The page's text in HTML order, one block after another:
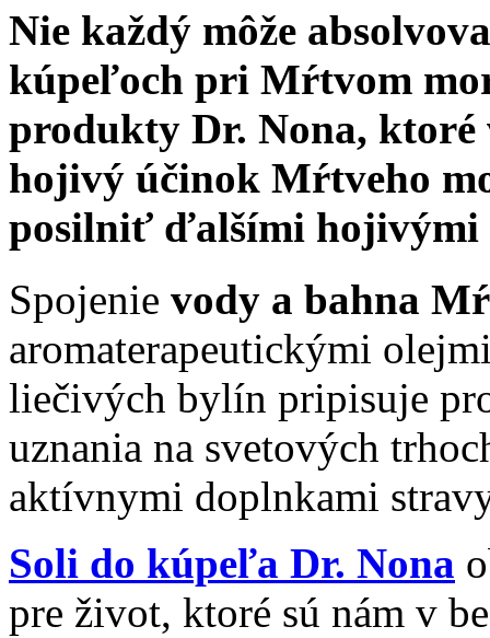
Nie každý môže
kúpeľoch pri Mŕtvom
produkty Dr. Nona,
hojivý účinok Mŕtveho
posilniť ďalšími
Spojenie vody a bahna
aromaterapeutickými
liečivých bylín pripisuje
uznania na svetových
aktívnymi doplnkami
Soli do kúpeľa Dr. Nona
pre život, ktoré sú nám v